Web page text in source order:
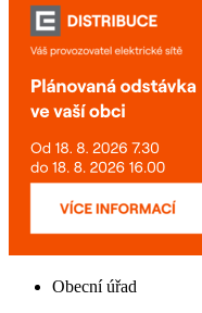
Obecní úřad